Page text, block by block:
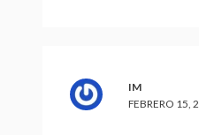
IM
FEBRERO 15,